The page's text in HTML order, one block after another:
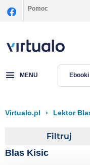
Pomoc
MENU Ebooki
Virtualo.pl › Lektor
Filtruj
Blas Kisic